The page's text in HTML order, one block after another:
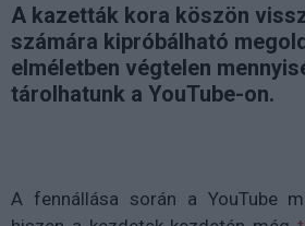
A kazetták kora köszön
számára kipróbálható
elméletben végtelen
tárolhatunk a YouTube-on.
A fennállása során a YouTube